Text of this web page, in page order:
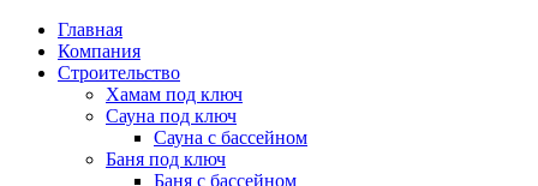
Главная
Компания
Строительство
Хамам под ключ
Сауна под ключ
Сауна с бассейном
Баня под ключ
Баня с бассейном